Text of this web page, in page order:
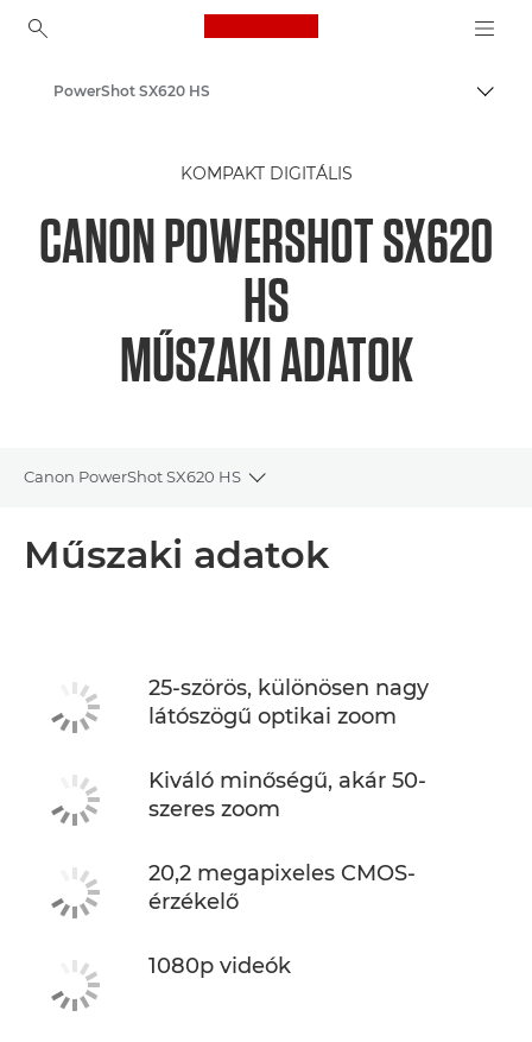
Canon Logo, back to
PowerShot SX620 HS
KOMPAKT DIGITÁLIS
CANON POWERSHOT SX620
HS
MŰSZAKI ADATOK
Canon PowerShot SX620 HS
Toggle breadcrumbs
Műszaki adatok
25-szörös, különösen nagy
látószögű optikai zoom
Kiváló minőségű, akár 50-
szeres zoom
20,2 megapixeles CMOS-
érzékelő
1080p videók